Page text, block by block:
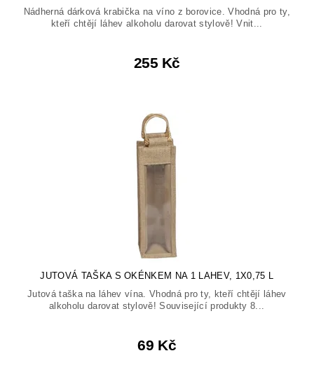
Nádherná dárková krabička na víno z borovice. Vhodná pro ty,
kteří chtějí láhev alkoholu darovat stylově! Vnit...
255 Kč
JUTOVÁ TAŠKA S OKÉNKEM NA 1 LAHEV, 1X0,75 L
Jutová taška na láhev vína. Vhodná pro ty, kteří chtějí láhev
alkoholu darovat stylově! Související produkty 8...
69 Kč